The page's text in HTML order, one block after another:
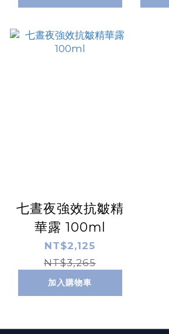
七晝夜強效抗皺精
華露 100ml
NT$2,125
NT$3,265
加入購物車